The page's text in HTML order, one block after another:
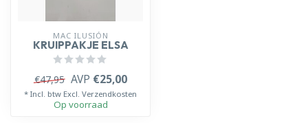
MAC ILUSIÓN
KRUIPPAKJE ELSA
€47,95 AVP €25,00
* Incl. btw Excl. Verzendkosten
Op voorraad